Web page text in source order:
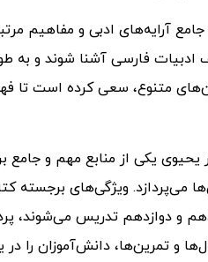
آرایه‌های ادبی و مفاهیم
فارسی آشنا شوند و به
متنوع، سعی کرده است تا
یحیوی یکی از منابع مهم و جامع
می‌پردازد. ویژگی‌های برجسته
و دوازدهم تدریس می‌شوند،
و تمرین‌ها، دانش‌آموزان را در